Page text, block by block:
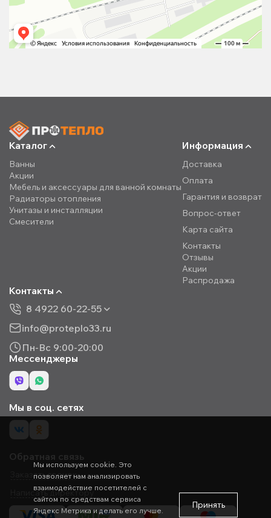
Каталог
Ванны
Акции
Мебель и аксессуары для ванной комнаты
Радиаторы отопления
Унитазы и инсталляции
Смесители
Информация
Доставка
Оплата
Гарантия и возврат
Вопрос-ответ
Карта сайта
Контакты
Отзывы
Акции
Распродажа
Контакты
8 4922 60-22-55
info@proteplo33.ru
Пн-Вс 9:00-20:00
Мессенджеры
Мы в соц. сетях
Обратная связь
Заказать звонок
Написать директору
Мы используем cookie. Это
позволяет нам анализировать
взаимодействие посетителей с
сайтом по средствам сервиса
Яндекс Метрика и делать его лучше.
Принять